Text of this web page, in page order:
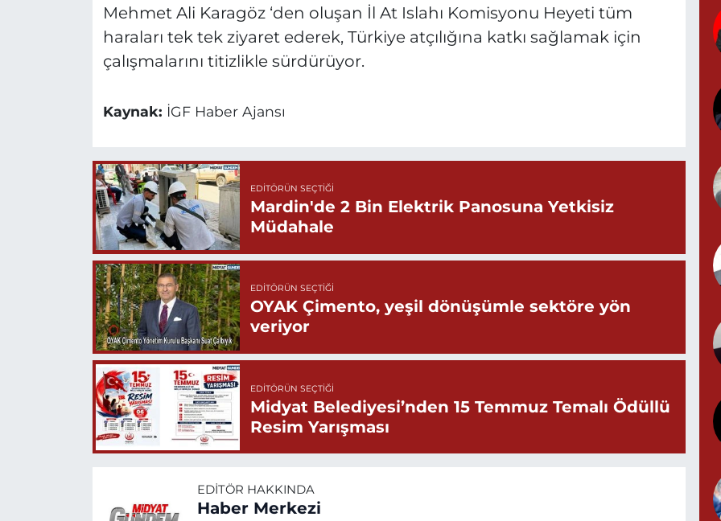
Mehmet Ali Karagöz ‘den oluşan İl At Islahı Komisyonu Heyeti tüm
haraları tek tek ziyaret ederek, Türkiye atçılığına katkı sağlamak için
çalışmalarını titizlikle sürdürüyor.
Kaynak: İGF Haber Ajansı
EDITÖRÜN SEÇTIĞI
Mardin'de 2 Bin Elektrik Panosuna Yetkisiz
Müdahale
EDITÖRÜN SEÇTIĞI
OYAK Çimento, yeşil dönüşümle sektöre yön
veriyor
EDITÖRÜN SEÇTIĞI
Midyat Belediyesi’nden 15 Temmuz Temalı Ödüllü
Resim Yarışması
EDITÖR HAKKINDA
Haber Merkezi